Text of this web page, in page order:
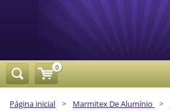
Página inicial > Marmitex De Alumínio >
0